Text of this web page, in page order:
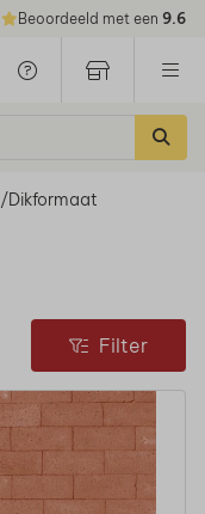
Beoordeeld met een 9.6
/Dikformaat
Filter